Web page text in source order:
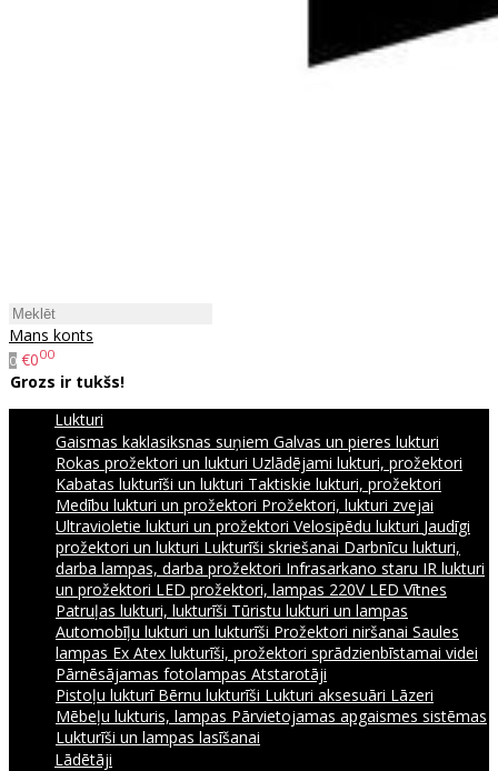
Mans konts
0 €000
Grozs ir tukšs!
Lukturi
Gaismas kaklasiksnas suņiem Galvas un pieres lukturi
Rokas prožektori un lukturi Uzlādējami lukturi, prožektori
Kabatas lukturīši un lukturi Taktiskie lukturi, prožektori
Medību lukturi un prožektori Prožektori, lukturi zvejai
Ultravioletie lukturi un prožektori Velosipēdu lukturi Jaudīgi
prožektori un lukturi Lukturīši skriešanai Darbnīcu lukturi,
darba lampas, darba prožektori Infrasarkano staru IR lukturi
un prožektori LED prožektori, lampas 220V LED Vītnes
Patruļas lukturi, lukturīši Tūristu lukturi un lampas
Automobīļu lukturi un lukturīši Prožektori niršanai Saules
lampas Ex Atex lukturīši, prožektori sprādzienbīstamai videi
Pārnēsājamas fotolampas Atstarotāji
Pistoļu lukturī Bērnu lukturīši Lukturi aksesuāri Lāzeri
Mēbeļu lukturis, lampas Pārvietojamas apgaismes sistēmas
Lukturīši un lampas lasīšanai
Lādētāji